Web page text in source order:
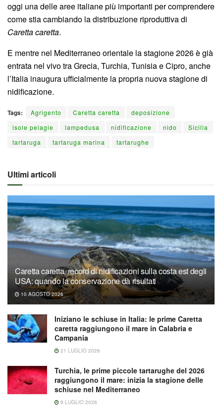
oggi una delle aree italiane più importanti per comprendere
come stia cambiando la distribuzione riproduttiva di
Caretta caretta.
E mentre nel Mediterraneo orientale la stagione 2026 è già
entrata nel vivo tra Grecia, Turchia, Tunisia e Cipro, anche
l’Italia inaugura ufficialmente la propria nuova stagione di
nidificazione.
Tags: Agrigento Caretta caretta
deposizione
isole pelagie
lampedusa nidificazione nido
Sicilia
tartaruga
tartaruga marina tartarughe
Ultimi articoli
Caretta caretta, record di nidificazioni sulla costa est degli
USA: quando la conservazione dà risultati
10 AGOSTO 2026
Iniziano le schiuse in Italia: le prime Caretta
caretta raggiungono il mare in Calabria e
Campania
21 LUGLIO 2026
Turchia, le prime piccole tartarughe del 2026
raggiungono il mare: inizia la stagione delle
schiuse nel Mediterraneo
9 LUGLIO 2026